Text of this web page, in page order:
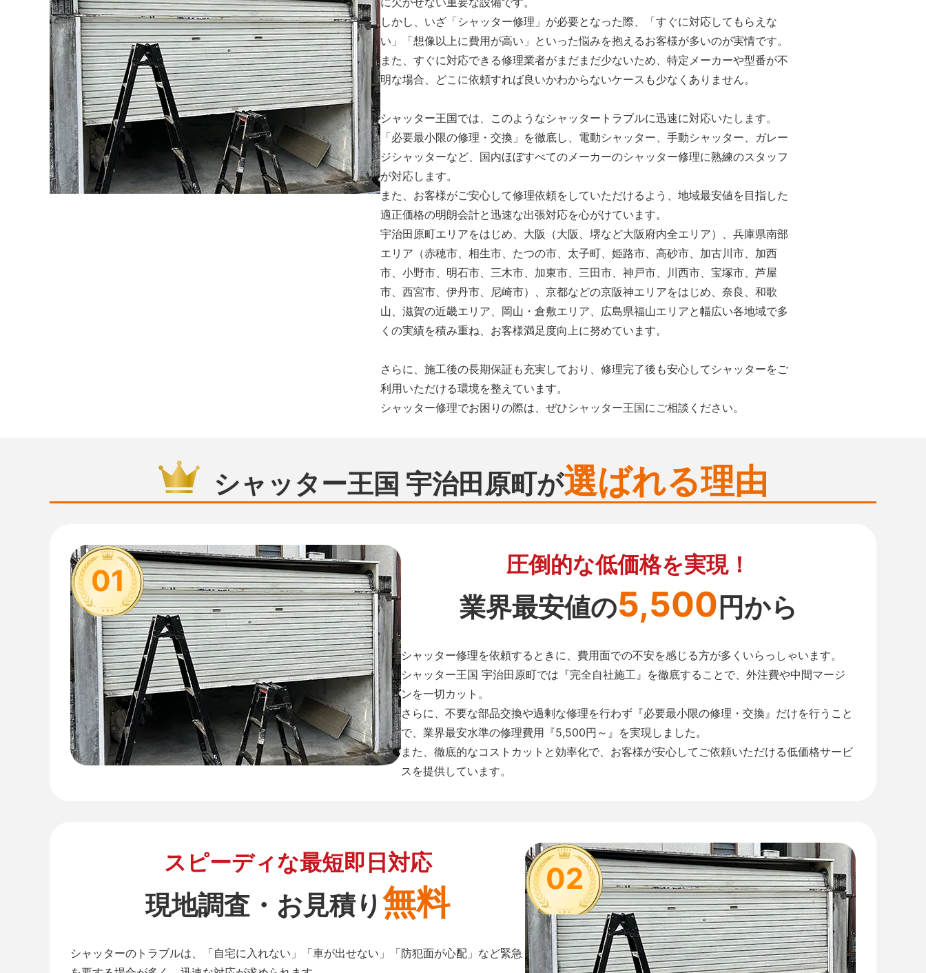
しかし、いざ「シャッター修理」が必要となった際、「すぐに対応してもらえな
い」「想像以上に費用が高い」といった悩みを抱えるお客様が多いのが実情です。
また、すぐに対応できる修理業者がまだまだ少ないため、特定メーカーや型番が不
明な場合、どこに依頼すれば良いかわからないケースも少なくありません。
シャッター王国では、このようなシャッタートラブルに迅速に対応いたします。
「必要最小限の修理・交換」を徹底し、電動シャッター、手動シャッター、ガレー
ジシャッターなど、国内ほぼすべてのメーカーのシャッター修理に熟練のスタッフ
が対応します。
また、お客様がご安心して修理依頼をしていただけるよう、地域最安値を目指した
適正価格の明朗会計と迅速な出張対応を心がけています。
宇治田原町エリアをはじめ、大阪（大阪、堺など大阪府内全エリア）、兵庫県南部
エリア（赤穂市、相生市、たつの市、太子町、姫路市、高砂市、加古川市、加西
市、小野市、明石市、三木市、加東市、三田市、神戸市、川西市、宝塚市、芦屋
市、西宮市、伊丹市、尼崎市）、京都などの京阪神エリアをはじめ、奈良、和歌
山、滋賀の近畿エリア、岡山・倉敷エリア、広島県福山エリアと幅広い各地域で多
くの実績を積み重ね、お客様満足度向上に努めています。
さらに、施工後の長期保証も充実しており、修理完了後も安心してシャッターをご
利用いただける環境を整えています。
シャッター修理でお困りの際は、ぜひシャッター王国にご相談ください。
シャッター王国 宇治田原町が選ばれる理由
01 圧倒的な低価格を実現！
業界最安値の5,500円から
シャッター修理を依頼するときに、費用面での不安を感じる方が多くいらっしゃいます。
シャッター王国 宇治田原町では『完全自社施工』を徹底することで、外注費や中間マージ
ンを一切カット。
さらに、不要な部品交換や過剰な修理を行わず『必要最小限の修理・交換』だけを行うこと
で、業界最安水準の修理費用『5,500円～』を実現しました。
また、徹底的なコストカットと効率化で、お客様が安心してご依頼いただける低価格サービ
スを提供しています。
02
スピーディな最短即日対応
現地調査・お見積り無料
シャッターのトラブルは、「自宅に入れない」「車が出せない」「防犯面が心配」など緊急